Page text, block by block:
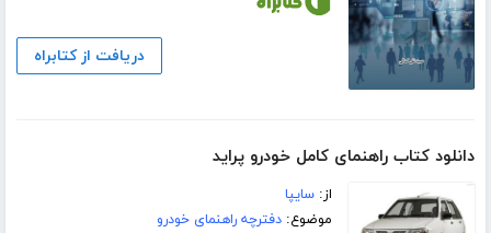
دریافت از کتابراه
دانلود کتاب راهنمای کامل خودرو پراید
از:سایپا
موضوع:دفترچه راهنمای خودرو